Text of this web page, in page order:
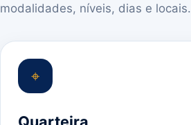
modalidades, níveis, dias e locais.
⌖